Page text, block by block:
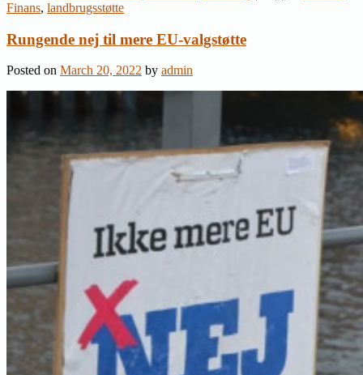
Finans, landbrugsstøtte
Rungende nej til mere EU-valgstøtte
Posted on March 20, 2022 by admin